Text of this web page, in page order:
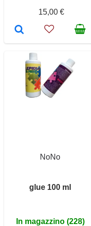
15,00 €
NoNo
glue 100 ml
In magazzino (228)